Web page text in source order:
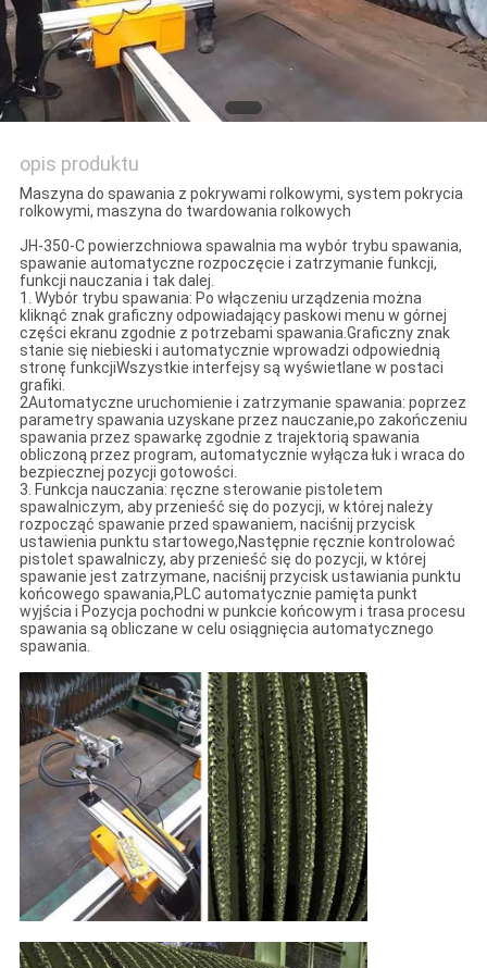
opis produktu
Maszyna do spawania z pokrywami rolkowymi, system pokrycia
rolkowymi, maszyna do twardowania rolkowych
JH-350-C powierzchniowa spawalnia ma wybór trybu spawania,
spawanie automatyczne rozpoczęcie i zatrzymanie funkcji,
funkcji nauczania i tak dalej.
1. Wybór trybu spawania: Po włączeniu urządzenia można
kliknąć znak graficzny odpowiadający paskowi menu w górnej
części ekranu zgodnie z potrzebami spawania.Graficzny znak
stanie się niebieski i automatycznie wprowadzi odpowiednią
stronę funkcjiWszystkie interfejsy są wyświetlane w postaci
grafiki.
2Automatyczne uruchomienie i zatrzymanie spawania: poprzez
parametry spawania uzyskane przez nauczanie,po zakończeniu
spawania przez spawarkę zgodnie z trajektorią spawania
obliczoną przez program, automatycznie wyłącza łuk i wraca do
bezpiecznej pozycji gotowości.
3. Funkcja nauczania: ręczne sterowanie pistoletem
spawalniczym, aby przenieść się do pozycji, w której należy
rozpocząć spawanie przed spawaniem, naciśnij przycisk
ustawienia punktu startowego,Następnie ręcznie kontrolować
pistolet spawalniczy, aby przenieść się do pozycji, w której
spawanie jest zatrzymane, naciśnij przycisk ustawiania punktu
końcowego spawania,PLC automatycznie pamięta punkt
wyjścia i Pozycja pochodni w punkcie końcowym i trasa procesu
spawania są obliczane w celu osiągnięcia automatycznego
spawania.